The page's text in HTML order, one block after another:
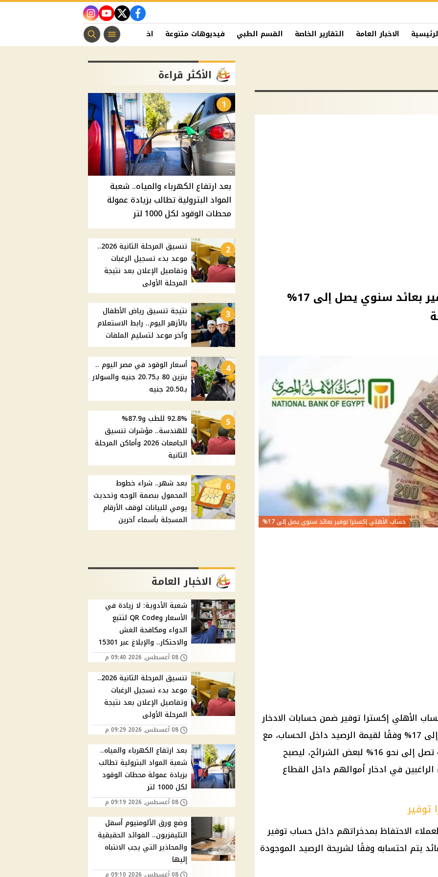
facebook
twitter
youtube
instagram
الاخبار العامة التقارير الخاصة القسم الطبي فيديوهات متنوعة اخبار الفن منوعات مسيحية
حساب الأهلي إكسترا توفير بعائد سنوي يصل إلى 17%
حساب الأهلي إكسترا توفير بعائد سنوي يصل إلى 17%
الأهلي إكسترا توفير ضمن حسابات الادخار
بالجنيه المصري، بعائد سنوي يصل إلى 17% وفقًا لقيمة الرصيد داخل الحساب، مع
إمكانية صرف العائد بدورية شهرية تصل إلى نحو 16% لبعض الشرائح، ليصبح
في ادخار أموالهم داخل القطاع
الاحتفاظ بمدخراتهم داخل حساب توفير
يتم احتسابه وفقًا لشريحة الرصيد الموجودة
الأكثر قراءة
1
بعد ارتفاع الكهرباء والمياه.. شعبة
المواد البترولية تطالب بزيادة عمولة
محطات الوقود لكل 1000 لتر
2
تنسيق المرحلة الثانية 2026..
موعد بدء تسجيل الرغبات
وتفاصيل الإعلان بعد نتيجة
المرحلة الأولى
3
نتيجة تنسيق رياض الأطفال
بالأزهر اليوم.. رابط الاستعلام
وآخر موعد لتسليم الملفات
4
أسعار الوقود في مصر اليوم ..
بنزين 80 بـ20.75 جنيه والسولار
بـ20.50 جنيه
5
92.8% للطب و87.9%
للهندسة.. مؤشرات تنسيق
الجامعات 2026 وأماكن المرحلة
الثانية
6
بعد شهر.. شراء خطوط
المحمول ببصمة الوجه وتحديث
يومي للبيانات لوقف الأرقام
المسجلة بأسماء آخرين
الاخبار العامة
شعبة الأدوية: لا زيادة في
الأسعار وQR Code لتتبع
الدواء ومكافحة الغش
والاحتكار.. والإبلاغ عبر 15301
08 أغسطس, 2026 09:40 م
تنسيق المرحلة الثانية 2026..
موعد بدء تسجيل الرغبات
وتفاصيل الإعلان بعد نتيجة
المرحلة الأولى
08 أغسطس, 2026 09:29 م
بعد ارتفاع الكهرباء والمياه..
شعبة المواد البترولية تطالب
بزيادة عمولة محطات الوقود
لكل 1000 لتر
08 أغسطس, 2026 09:19 م
وضع ورق الألومنيوم أسفل
التليفزيون.. الفوائد الحقيقية
والمحاذير التي يجب الانتباه
إليها
08 أغسطس, 2026 09:10 م